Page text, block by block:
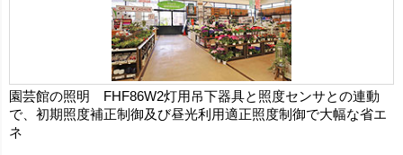
園芸館の照明 FHF86W2灯用吊下器具と照度センサとの連動
で、初期照度補正制御及び昼光利用適正照度制御で大幅な省エ
ネ